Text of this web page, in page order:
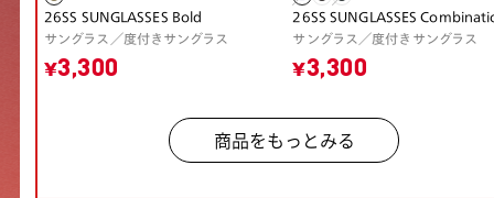
26SS SUNGLASSES Bold
サングラス／度付きサングラス
¥3,300
26SS SUNGLASSES
サングラス／度付きサングラス
¥3,300
商品をもっとみる